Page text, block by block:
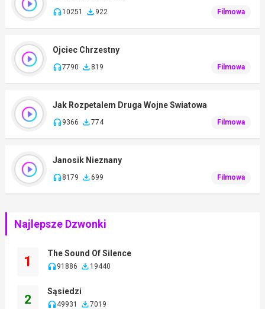
10251 922 Filmowa
Ojciec Chrzestny
7790 819 Filmowa
Jak Rozpetalem Druga Wojne Swiatowa
9366 774 Filmowa
Janosik Nieznany
8179 699 Filmowa
Najlepsze Dzwonki
1
The Sound Of Silence
91886 19440
2
Sąsiedzi
49931 7019